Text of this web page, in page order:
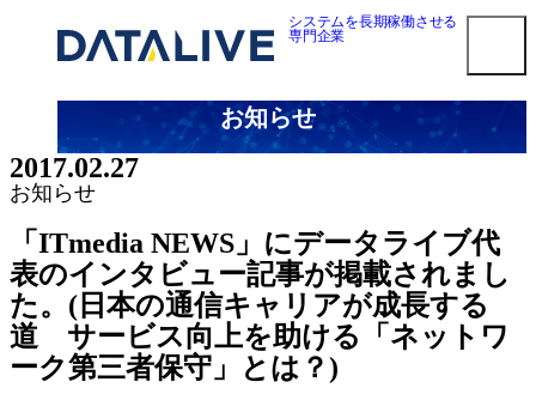
プ
システムを長期稼働させる
専門企業
smart3pm ログイン
対応メーカー
Dell EMC 第三者保守
HPE 第三者保守
NetApp 第三者保守
Oracle第三者保守
Cisco 第三者保守
F5 BIG-IP 第三者保守
お知らせ
2017.02.27
お知らせ
「ITmedia NEWS」にデータライブ代
表のインタビュー記事が掲載されまし
た。(日本の通信キャリアが成長する
道 サービス向上を助ける「ネットワ
ーク第三者保守」とは？)